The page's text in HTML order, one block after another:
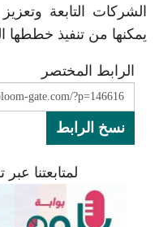
الشركات التابعة وتعزيز
يمكنها من تنفيذ خططها
الرابط المختصر
نسخ الرابط
لمتابعتنا